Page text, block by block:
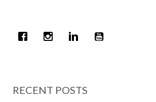
RECENT POSTS